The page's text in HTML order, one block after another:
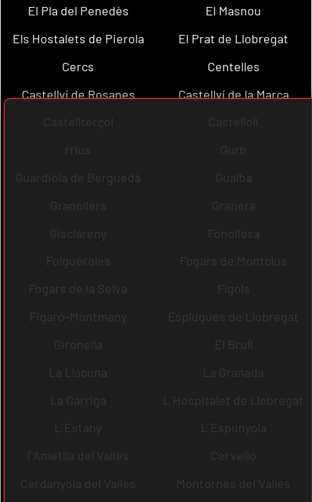
El Pla del Penedès
El Masnou
Els Hostalets de Pierola
El Prat de Llobregat
Cercs
Centelles
Castellví de Rosanes
Castellví de la Marca
Castellterçol
Castellolí
rrius
Gurb
Guardiola de Berguedà
Gualba
Granollers
Granera
Gisclareny
Fonollosa
Folgueroles
Fogars de Montclús
Fogars de la Selva
Fígols
Figaró-Montmany
Esplugues de Llobregat
Gironella
El Brull
La Llacuna
La Granada
La Garriga
L´Hospitalet de Llobregat
L´Estany
L´Espunyola
l´Ametlla del Vallès
Cervelló
Cerdanyola del Vallès
Montornès del Vallès